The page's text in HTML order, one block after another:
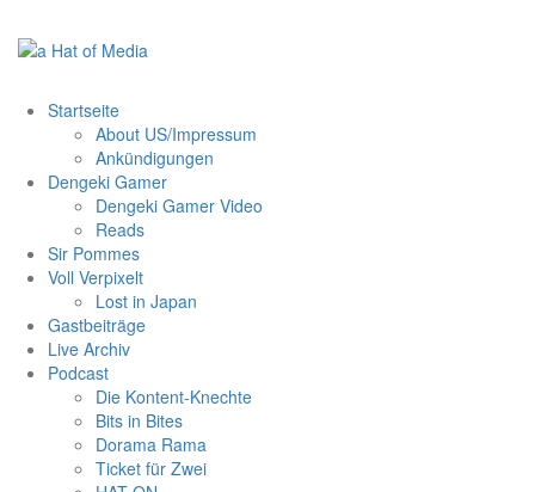
Inhalt
springen
Startseite
About US/Impressum
Ankündigungen
Dengeki Gamer
Dengeki Gamer Video
Reads
Sir Pommes
Voll Verpixelt
Lost in Japan
Gastbeiträge
Live Archiv
Podcast
Die Kontent-Knechte
Bits in Bites
Dorama Rama
Ticket für Zwei